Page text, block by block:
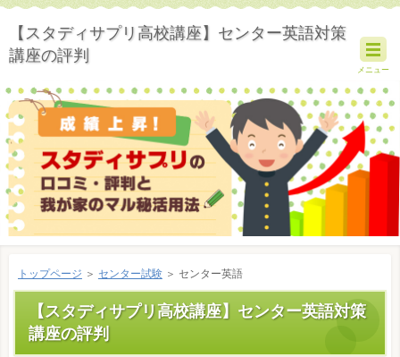
【スタディサプリ高校講座】センター英語対策
講座の評判
メニュー
トップページ ＞ センター試験＞ センター英語
【スタディサプリ高校講座】センター英語対策
講座の評判